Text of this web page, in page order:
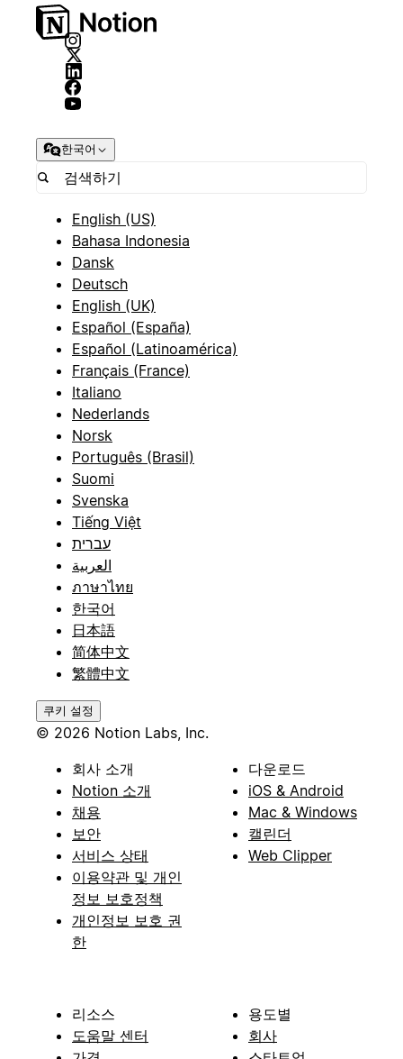
한국어
English (US)
Bahasa Indonesia
Dansk
Deutsch
English (UK)
Español (España)
Español (Latinoamérica)
Français (France)
Italiano
Nederlands
Norsk
Português (Brasil)
Suomi
Svenska
Tiếng Việt
עברית
العربية
ภาษาไทย
한국어
日本語
简体中文
繁體中文
쿠키 설정
© 2026 Notion Labs, Inc.
회사 소개
Notion 소개
채용
보안
서비스 상태
이용약관 및 개인
정보 보호정책
개인정보 보호 권
한
다운로드
iOS & Android
Mac & Windows
캘린더
Web Clipper
리소스
도움말 센터
용도별
회사